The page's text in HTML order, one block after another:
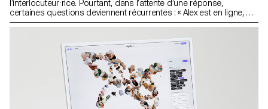
l’interlocuteur·rice. Pourtant, dans l’attente d’une réponse,
certaines questions deviennent récurrentes : « Alex est en ligne,
pourquoi ne me répond-il·elle pas ? Que fait-il ? » Latent* est une
développant le contexte de la discussion et ce qui n’y est pas dit.
A la manière du théâtre, elle nourrit la conversation en ajoutant des
didascalies générées en fonction des données récoltées (temps
de réponse, localisation). En mettant en avant les non-dits d’un
échange, le mode de lecture généré enrichit la discussion, crée
une tension poétique, et permet aux interlocuteur·rice·s de devenir
les personnages de leur propre pièce. www.melaniefontaine.ch